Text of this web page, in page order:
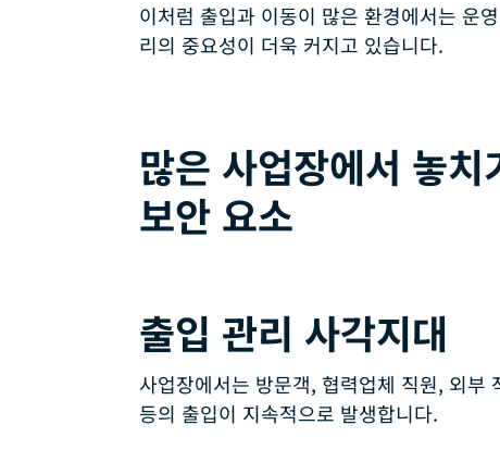
이처럼 출입과 이동이 많은 환경에서는 운
리의 중요성이 더욱 커지고 있습니다.
많은 사업장에서 놓치
보안 요소
출입 관리 사각지대
사업장에서는 방문객, 협력업체 직원, 외부
등의 출입이 지속적으로 발생합니다.